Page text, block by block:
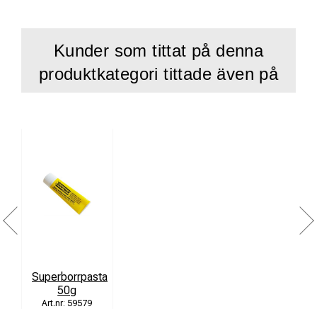
Kunder som tittat på denna
produktkategori tittade även på
Superborrpasta
50g
59579